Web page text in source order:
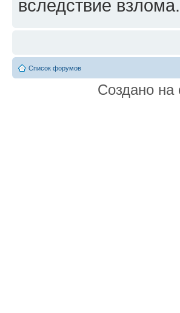
вследствие взлома.
Список форумов
Создано на